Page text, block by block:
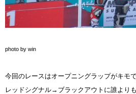
photo by win
今回のレースはオープニングラップがキモで
レッドシグナル→ブラックアウトに誰より